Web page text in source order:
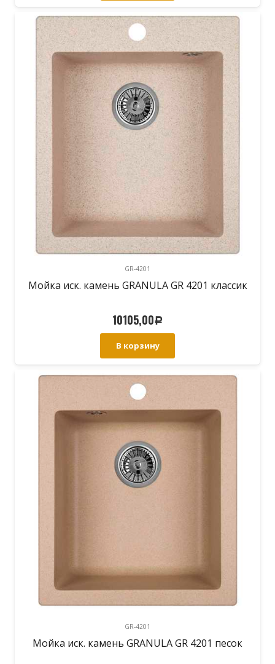
GR-4201
Мойка иск. камень GRANULA GR 4201 классик
10105,00Р
В корзину
GR-4201
Мойка иск. камень GRANULA GR 4201 песок